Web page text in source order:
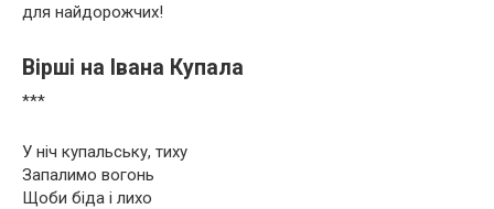
для найдорожчих!
Вірші на Івана Купала
***
У ніч купальську, тиху
Запалимо вогонь
Щоби біда і лихо